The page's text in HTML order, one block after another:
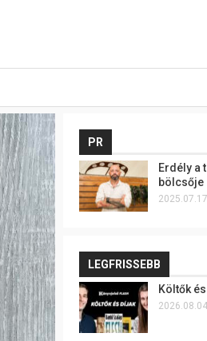
PR
Erdély a
bölcsője
LEGFRISSEBB
Költők